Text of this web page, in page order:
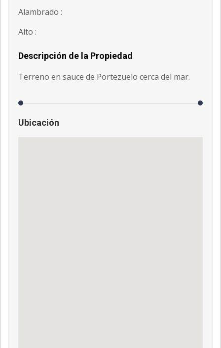
Alambrado :
Alto :
Descripción de la Propiedad
Terreno en sauce de Portezuelo cerca del mar.
Ubicación